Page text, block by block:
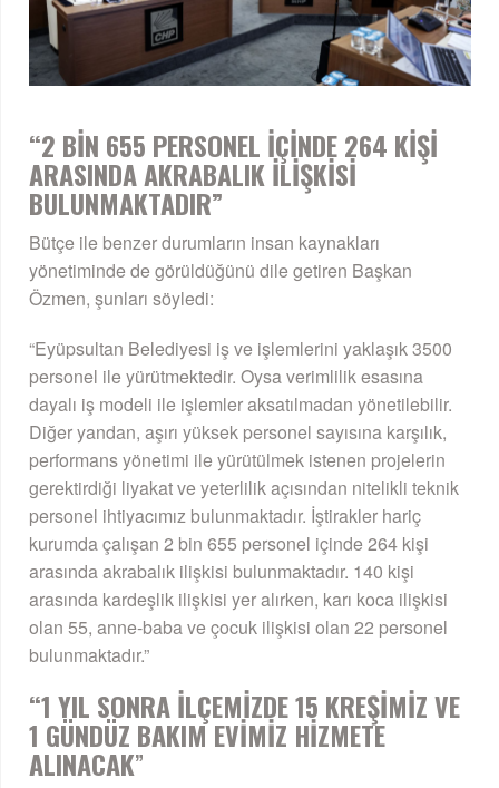
“2 BİN 655 PERSONEL İÇİNDE 264 KİŞİ
ARASINDA AKRABALIK İLİŞKİSİ
BULUNMAKTADIR”
Bütçe ile benzer durumların insan kaynakları
yönetiminde de görüldüğünü dile getiren Başkan
Özmen, şunları söyledi:
“Eyüpsultan Belediyesi iş ve işlemlerini yaklaşık 3500
personel ile yürütmektedir. Oysa verimlilik esasına
dayalı iş modeli ile işlemler aksatılmadan yönetilebilir.
Diğer yandan, aşırı yüksek personel sayısına karşılık,
performans yönetimi ile yürütülmek istenen projelerin
gerektirdiği liyakat ve yeterlilik açısından nitelikli teknik
personel ihtiyacımız bulunmaktadır. İştirakler hariç
kurumda çalışan 2 bin 655 personel içinde 264 kişi
arasında akrabalık ilişkisi bulunmaktadır. 140 kişi
arasında kardeşlik ilişkisi yer alırken, karı koca ilişkisi
olan 55, anne-baba ve çocuk ilişkisi olan 22 personel
bulunmaktadır.”
“1 YIL SONRA İLÇEMİZDE 15 KREŞİMİZ VE
1 GÜNDÜZ BAKIM EVİMİZ HİZMETE
ALINACAK”